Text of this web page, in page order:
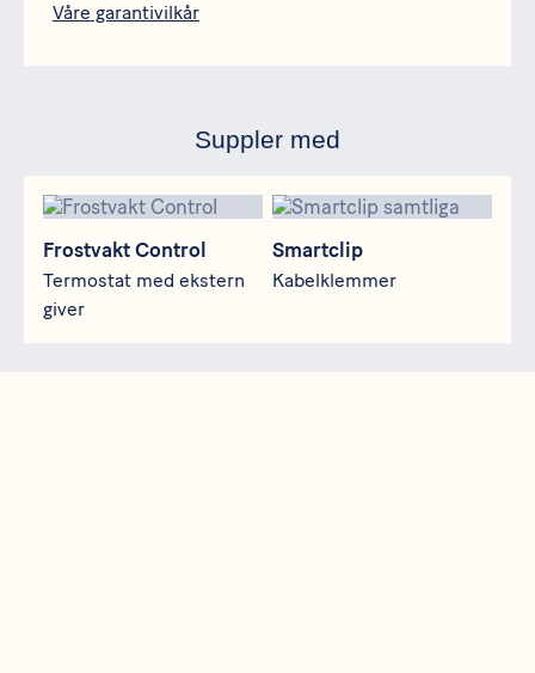
Våre garantivilkår
Suppler med
Frostvakt Control
Termostat med ekstern
giver
Frostvakt Control
Smartclip
Kabelklemmer
Smartclip